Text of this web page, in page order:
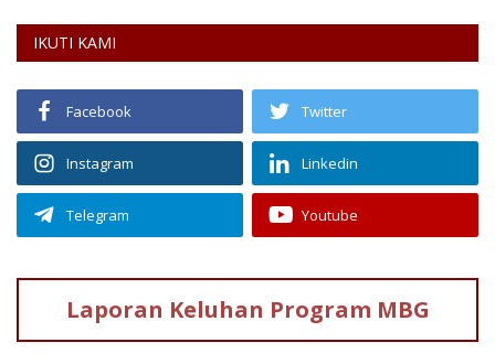
IKUTI KAMI
Facebook Twitter
Instagram Linkedin
Telegram Youtube
Laporan Keluhan Program MBG